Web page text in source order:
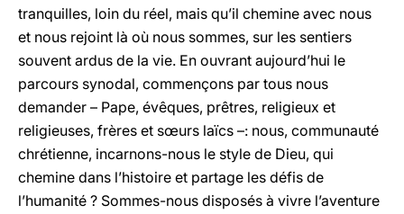
tranquilles, loin du réel, mais qu’il chemine avec nous
et nous rejoint là où nous sommes, sur les sentiers
souvent ardus de la vie. En ouvrant aujourd’hui le
parcours synodal, commençons par tous nous
demander – Pape, évêques, prêtres, religieux et
religieuses, frères et sœurs laïcs –: nous, communauté
chrétienne, incarnons-nous le style de Dieu, qui
chemine dans l’histoire et partage les défis de
l’humanité ? Sommes-nous disposés à vivre l’aventure